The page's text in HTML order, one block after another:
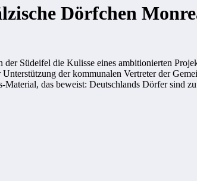
Dörfchen
Südeifel die Kulisse eines ambitionierten
der kommunalen Vertreter der
Material, das beweist: Deutschlands Dörfer sind